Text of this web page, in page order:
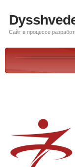
Сайт в процессе